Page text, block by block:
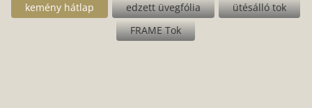
kemény hátlap edzett üvegfólia
ütésálló tok
FRAME Tok